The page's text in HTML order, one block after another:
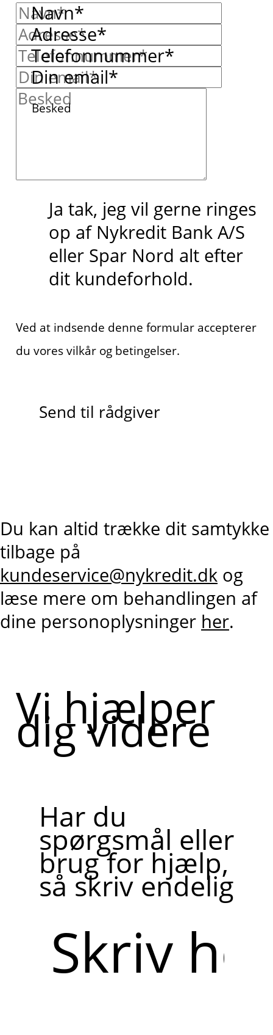
Navn*
Adresse*
Telefonnummer*
Din email*
Besked
Ja tak, jeg vil gerne ringes
op af Nykredit Bank A/S
eller Spar Nord alt efter
dit kundeforhold.
Ved at indsende denne formular accepterer
du vores vilkår og betingelser.
Send til rådgiver
Du kan altid trække dit samtykke
tilbage på
kundeservice@nykredit.dk og
læse mere om behandlingen af
dine personoplysninger her.
Vi hjælper
dig videre
Har du
spørgsmål eller
brug for hjælp,
så skriv endelig
her